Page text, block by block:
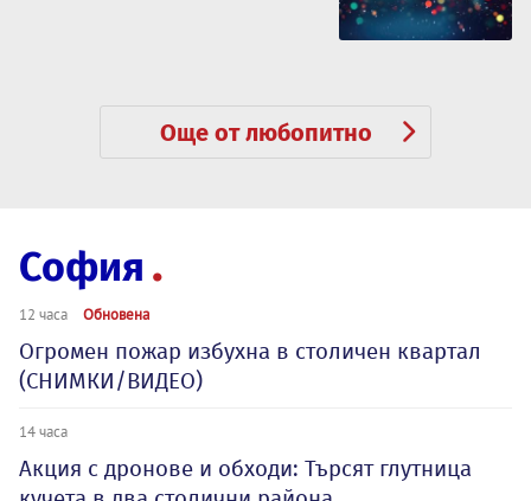
Още от любопитно
София
12 часа Обновена
Огромен пожар избухна в столичен квартал
(СНИМКИ/ВИДЕО)
14 часа
Акция с дронове и обходи: Търсят глутница